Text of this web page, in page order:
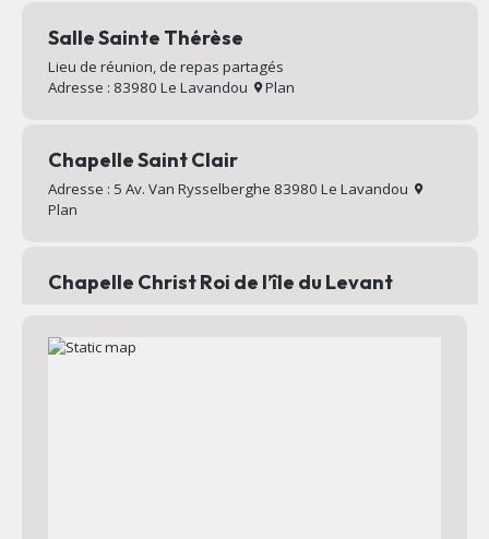
Salle Sainte Thérèse
Lieu de réunion, de repas partagés
Adresse : 83980 Le Lavandou
Plan
Chapelle Saint Clair
Adresse : 5 Av. Van Rysselberghe 83980 Le Lavandou
Plan
Chapelle Christ Roi de l’île du Levant